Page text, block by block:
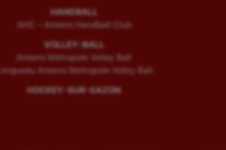
HANDBALL
AHC – Amiens Handball Club
VOLLEY-BALL
Amiens Métropole Volley Ball
Longueau Amiens Metropole Volley Ball
HOCKEY-SUR-GAZON